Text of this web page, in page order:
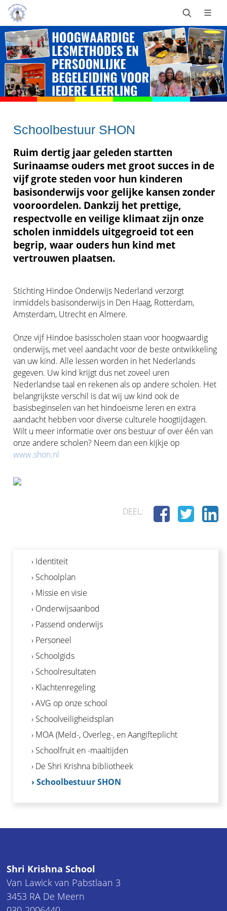
Schoolbestuur SHON
Ruim dertig jaar geleden startten
Surinaamse ouders met groot succes in de
vijf grote steden voor hun kinderen
basisonderwijs voor gelijke kansen zonder
vooroordelen. Dankzij het prettige,
respectvolle en veilige klimaat zijn onze
scholen inmiddels uitgegroeid tot een
begrip, waar ouders hun kind met
vertrouwen plaatsen.
Stichting Hindoe Onderwijs Nederland verzorgt
inmiddels basisonderwijs in Den Haag, Rotterdam,
Amsterdam, Utrecht en Almere.
Onze vijf Hindoe basisscholen staan voor hoogwaardig
onderwijs, met veel aandacht voor de beste ontwikkeling
van uw kind. Alle lessen worden in het Nederlands
gegeven. Uw kind krijgt dus net zoveel uren
Nederlandse taal en rekenen als op andere scholen. Het
belangrijkste verschil is dat wij uw kind ook de
basisbeginselen van het hindoeïsme leren en extra
aandacht hebben voor diverse culturele hoogtijdagen.
Wilt u meer informatie over ons bestuur of over één van
onze andere scholen? Neem dan een kijkje op
www.shon.nl
DEEL:
› Identiteit
› Schoolplan
› Missie en visie
› Onderwijsaanbod
› Passend onderwijs
› Personeel
› Schoolgids
› Schoolresultaten
› Klachtenregeling
› AVG op onze school
› Schoolveiligheidsplan
› MOA (Meld-, Overleg-, en Aangifteplicht
› Schoolfruit en -maaltijden
› De Shri Krishna bibliotheek
› Schoolbestuur SHON
Shri Krishna School
Van Lawick van Pabstlaan 3
3453 RA De Meern